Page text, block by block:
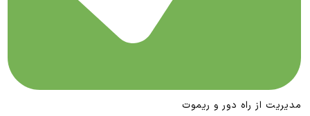
مدیریت از راه دور و ریموت